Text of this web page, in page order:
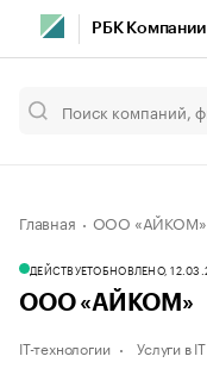
РБК Компании
Главная ООО «АЙКОМ»
ДЕЙСТВУЕТОБНОВЛЕНО,
ООО «АЙКОМ»
IT-технологии Услуги в IT